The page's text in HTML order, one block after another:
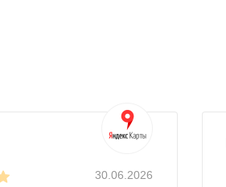
30.06.2026